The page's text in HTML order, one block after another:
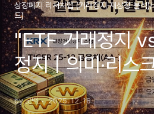
상장폐지 리서치랩 (거래정지·재상장 분석
드)
"ETF 거래정지
정지 | 의미·리스
동 체크리스트"
by 굿백 2025. 12. 18.